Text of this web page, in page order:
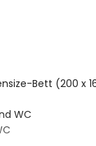
Bett (200 x
WC